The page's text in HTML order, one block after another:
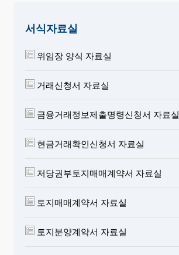
서식자료실
위임장 양식 자료실
거래신청서 자료실
금융거래정보제출명령신청서 자료실
현금거래확인신청서 자료실
저당권부토지매매계약서 자료실
토지매매계약서 자료실
토지분양계약서 자료실